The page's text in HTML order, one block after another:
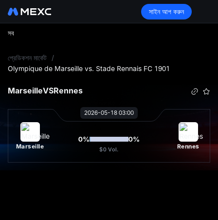
সাইন আপ করুন
সব
প্রেডিকশন মার্কেট
/
Olympique de Marseille vs. Stade Rennais FC 1901
MarseilleVSRennes
2026-05-18 03:00
Marseille
0% 0%
$0 Vol. Rennes